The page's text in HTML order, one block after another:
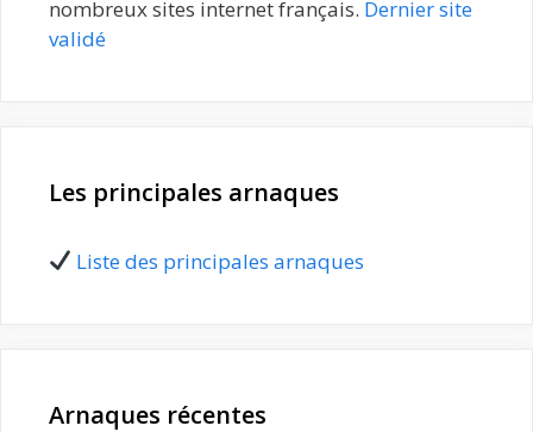
nombreux sites internet français. Dernier site
validé
Les principales arnaques
Liste des principales arnaques
Arnaques récentes